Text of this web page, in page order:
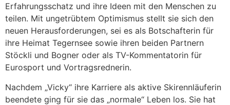
Erfahrungsschatz und ihre Ideen mit den Menschen zu
teilen. Mit ungetrübtem Optimismus stellt sie sich den
neuen Herausforderungen, sei es als Botschafterin für
ihre Heimat Tegernsee sowie ihren beiden Partnern
Stöckli und Bogner oder als TV-Kommentatorin für
Eurosport und Vortragsrednerin.
Nachdem „Vicky“ ihre Karriere als aktive Skirennläuferin
beendete ging für sie das „normale“ Leben los. Sie hat